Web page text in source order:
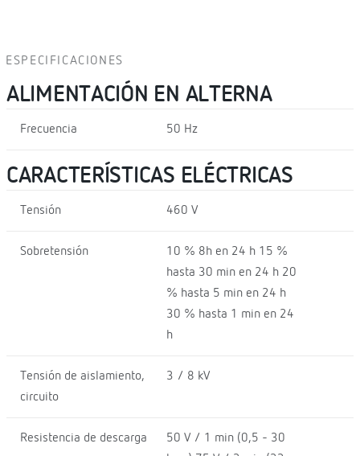
ESPECIFICACIONES
ALIMENTACIÓN EN ALTERNA
Frecuencia 50 Hz
CARACTERÍSTICAS ELÉCTRICAS
Tensión 460 V
Sobretensión
10 % 8h en 24 h 15 %
hasta 30 min en 24 h 20
% hasta 5 min en 24 h
30 % hasta 1 min en 24
h
Tensión de aislamiento,
circuito
3 / 8 kV
Resistencia de descarga
50 V / 1 min (0,5 - 30